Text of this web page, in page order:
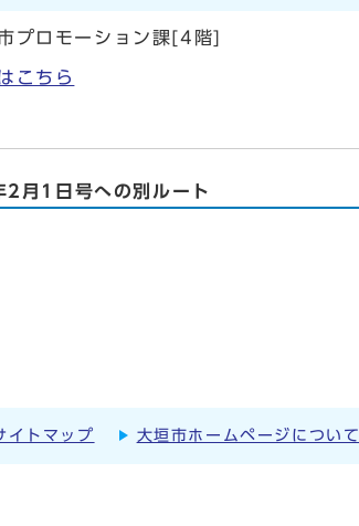
プロモーション課[4階]
こちら
月1日号への別ルート
イトマップ 大垣市ホームページについて